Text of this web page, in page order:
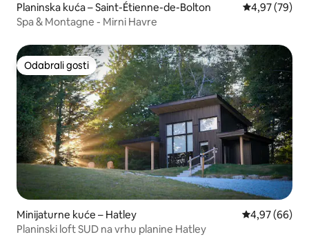
Planinska kuća – Saint-Étienne-de-Bolton Prosječna
4,97 (79)
Spa & Montagne - Mirni Havre
Odabrali gosti
Odabrali gosti
Minijaturne kuće – Hatley Prosječna
4,97 (66)
Planinski loft SUD na vrhu planine Hatley